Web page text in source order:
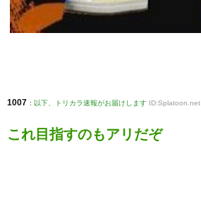
1007 : 以下、トリカラ速報がお届けします ID:Splatoon.net
これ目指すのもアリだぞ